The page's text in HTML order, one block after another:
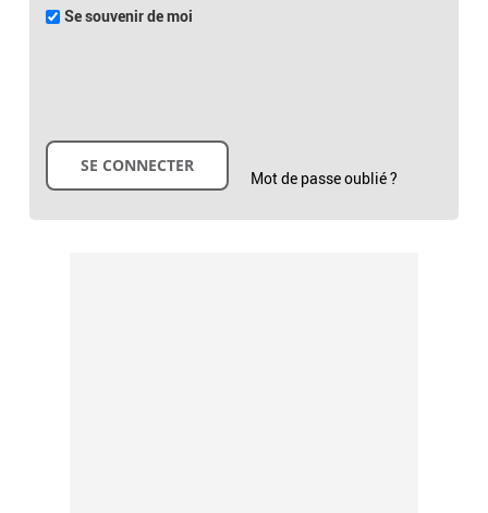
Se souvenir de moi
Mot de passe oublié ?